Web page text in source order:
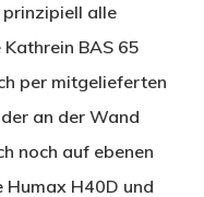
alle
BAS 65
per mitgelieferten
an der Wand
noch auf ebenen
Humax H40D und